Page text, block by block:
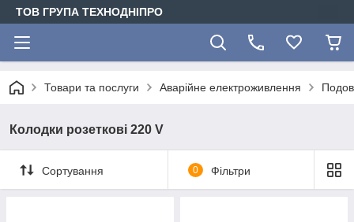
ТОВ ГРУПА ТЕХНОДНІПРО
Товари та послуги Аварійне електроживлення
Колодки розеткові 220 V
Сортування 0 Фільтри